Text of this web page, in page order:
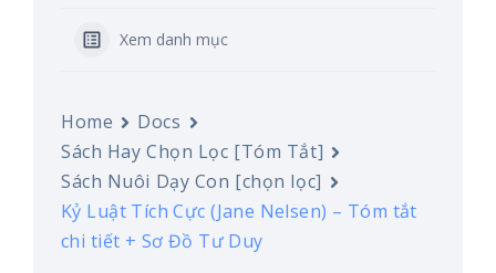
Xem danh mục
Home
Docs
Sách Hay Chọn Lọc [Tóm Tắt]
Sách Nuôi Dạy Con [chọn lọc]
Kỷ Luật Tích Cực (Jane Nelsen) – Tóm tắt
chi tiết + Sơ Đồ Tư Duy